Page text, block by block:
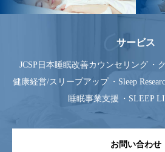
サービス
JCSP日本睡眠改善カウンセリング
健康経営/スリープアップ
Sleep
睡眠事業支援
SLEEP
お問い合わせ